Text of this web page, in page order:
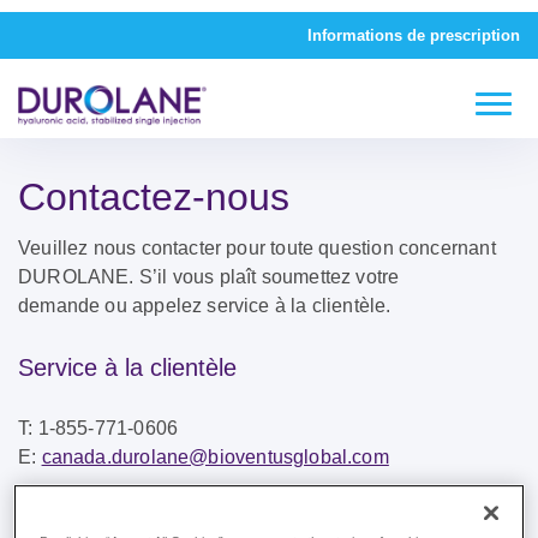
Informations de prescription
Contactez-nous
Veuillez nous contacter pour toute question concernant
DUROLANE. S’il vous plaît soumettez votre
demande ou appelez service à la clientèle.
Service à la clientèle
T: 1-855-771-0606
E: canada.durolane@bioventusglobal.com